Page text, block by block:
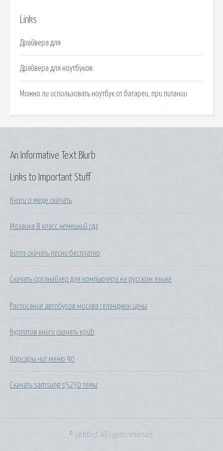
Links
Драйвера для
Драйвера для ноутбуков.
Можно ли использовать ноутбук от батареи, при питании
Links to Important Stuff
Книги о меде скачать
Мозаика 8 класс немецкий гдз
Битлз скачать песни бесплатно
Скачать органайзер для компьютера на русском языке
Расписание автобусов москва геленджик цены
Курпатов книги скачать epub
Корсары чит меню 90
Скачать samsung s5230 темы
An Informative Text Blurb
© Untitled. All rights reserved.